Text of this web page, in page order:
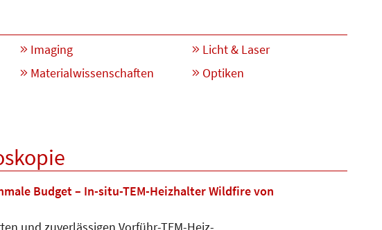
Imaging
Licht & Laser
Materialwissenschaften
Optiken
Budget – In-situ-TEM-Heizhalter Wildfire von